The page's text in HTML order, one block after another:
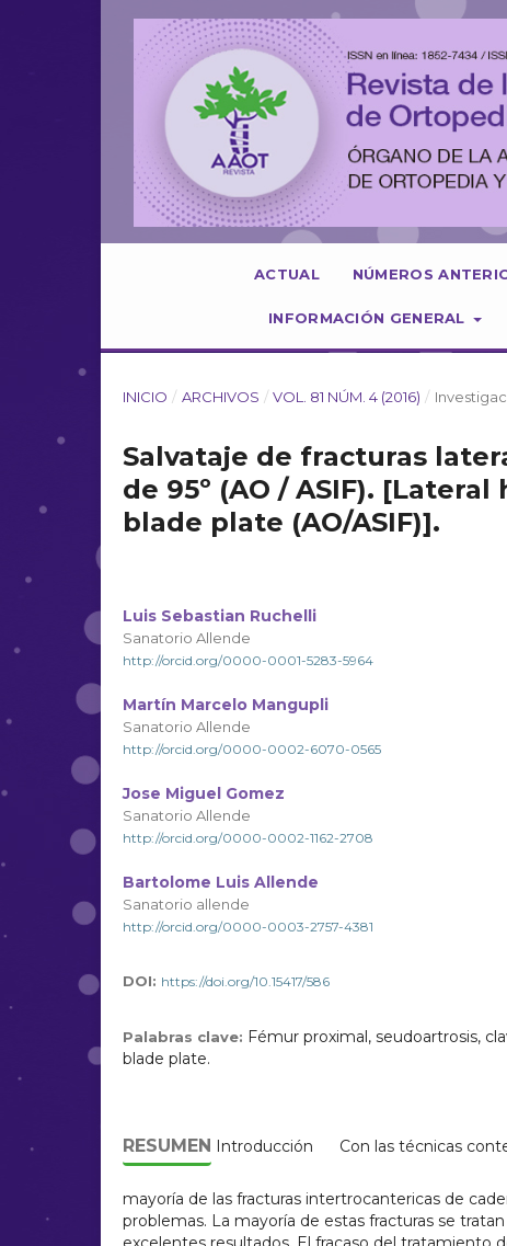
ACTUAL NÚMEROS
INFORMACIÓN GENERAL
INICIO / ARCHIVOS / VOL. 81 NÚM. 4 (2016) /
Salvataje de fracturas
de 95º (AO / ASIF).
blade plate (AO/ASIF)].
Luis Sebastian Ruchelli
Sanatorio Allende
http://orcid.org/0000-0001-5283-5964
Martín Marcelo Mangupli
Sanatorio Allende
http://orcid.org/0000-0002-6070-0565
Jose Miguel Gomez
Sanatorio Allende
http://orcid.org/0000-0002-1162-2708
Bartolome Luis Allende
Sanatorio allende
http://orcid.org/0000-0003-2757-4381
DOI: https://doi.org/10.15417/586
Palabras clave: Fémur proximal, seudoartrosis,
blade plate.
RESUMEN Introducción Con las técnicas
mayoría de las fracturas intertrocantericas de
problemas. La mayoría de estas fracturas se